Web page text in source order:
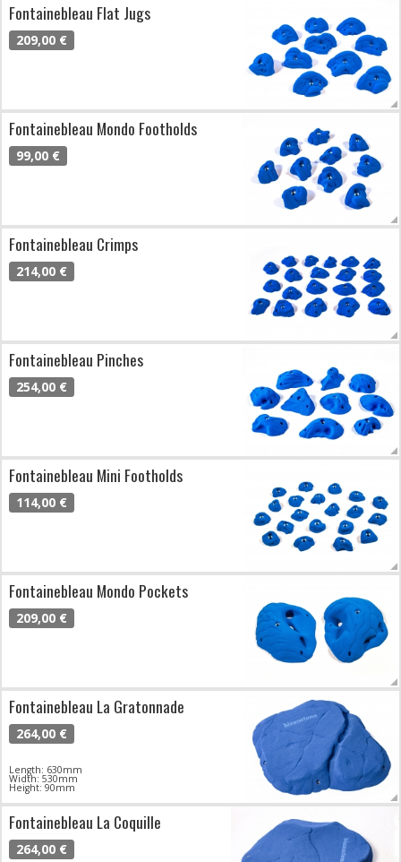
Fontainebleau Flat Jugs
209,00 €
Fontainebleau Mondo Footholds
99,00 €
Fontainebleau Crimps
214,00 €
Fontainebleau Pinches
254,00 €
Fontainebleau Mini Footholds
114,00 €
Fontainebleau Mondo Pockets
209,00 €
Fontainebleau La Gratonnade
264,00 €
Length: 630mm
Width: 530mm
Height: 90mm
Fontainebleau La Coquille
264,00 €